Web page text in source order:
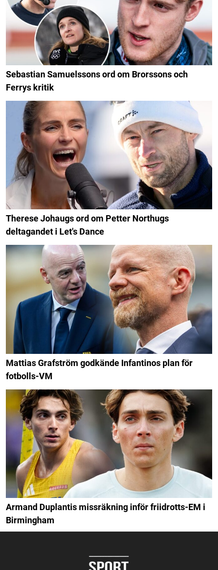
Sebastian Samuelssons ord om Brorssons och
Ferrys kritik
Therese Johaugs ord om Petter Northugs
deltagandet i Let's Dance
Mattias Grafström godkände Infantinos plan för
fotbolls-VM
Armand Duplantis missräkning inför friidrotts-EM i
Birmingham